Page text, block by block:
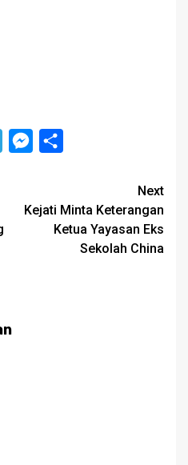
TelegramMessenger
Next
Kejati Minta Keterangan
Ketua Yayasan Eks
Sekolah China